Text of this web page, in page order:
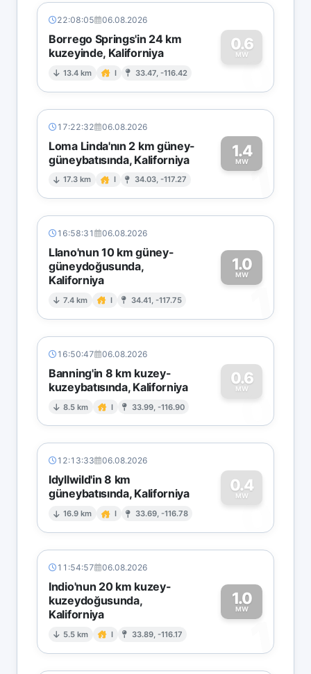
22:08:05 06.08.2026
Borrego Springs'in 24 km
kuzeyinde, Kaliforniya
13.4 km I 33.47, -116.42
0.6
MW
0
17:22:32 06.08.2026
Loma Linda'nın 2 km güney-
güneybatısında, Kaliforniya
17.3 km I 34.03, -117.27
1.4
MW1
16:58:31 06.08.2026
Llano'nun 10 km güney-
güneydoğusunda,
Kaliforniya
7.4 km I 34.41, -117.75
1.0
MW
1
16:50:47 06.08.2026
Banning'in 8 km kuzey-
kuzeybatısında, Kaliforniya
8.5 km I 33.99, -116.90
0.6
MW
0
12:13:33 06.08.2026
Idyllwild'in 8 km
güneybatısında, Kaliforniya
16.9 km I 33.69, -116.78
0.4
MW
0
11:54:57 06.08.2026
Indio'nun 20 km kuzey-
kuzeydoğusunda,
Kaliforniya
5.5 km I 33.89, -116.17
1.0
MW
1